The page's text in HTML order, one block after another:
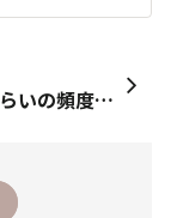
□どれくらいの頻度で利用する？ 毎日 □マー＆ミー歴 半年 □使いはじめたきっかけは？ 前からデザインが可愛くて気になっていた セールで安くなっていたから □マー＆ミーのここが好き！ ボトルデザイン □仲間のみなさんに一言 新参者ですがよろしくお願い致します